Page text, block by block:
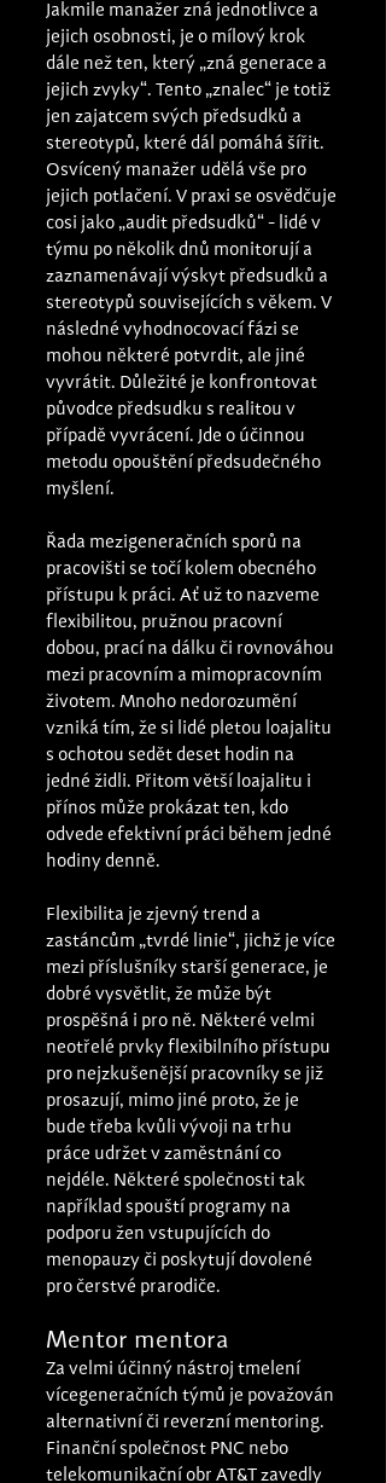
Jakmile manažer zná jednotlivce a
jejich osobnosti, je o mílový krok
dále než ten, který „zná generace a
jejich zvyky“. Tento „znalec“ je totiž
jen zajatcem svých předsudků a
stereotypů, které dál pomáhá šířit.
Osvícený manažer udělá vše pro
jejich potlačení. V praxi se osvědčuje
cosi jako „audit předsudků“ - lidé v
týmu po několik dnů monitorují a
zaznamenávají výskyt předsudků a
stereotypů souvisejících s věkem. V
následné vyhodnocovací fázi se
mohou některé potvrdit, ale jiné
vyvrátit. Důležité je konfrontovat
původce předsudku s realitou v
případě vyvrácení. Jde o účinnou
metodu opouštění předsudečného
myšlení.
Řada mezigeneračních sporů na
pracovišti se točí kolem obecného
přístupu k práci. Ať už to nazveme
flexibilitou, pružnou pracovní
dobou, prací na dálku či rovnováhou
mezi pracovním a mimopracovním
životem. Mnoho nedorozumění
vzniká tím, že si lidé pletou loajalitu
s ochotou sedět deset hodin na
jedné židli. Přitom větší loajalitu i
přínos může prokázat ten, kdo
odvede efektivní práci během jedné
hodiny denně.
Flexibilita je zjevný trend a
zastáncům „tvrdé linie“, jichž je více
mezi příslušníky starší generace, je
dobré vysvětlit, že může být
prospěšná i pro ně. Některé velmi
neotřelé prvky flexibilního přístupu
pro nejzkušenější pracovníky se již
prosazují, mimo jiné proto, že je
bude třeba kvůli vývoji na trhu
práce udržet v zaměstnání co
nejdéle. Některé společnosti tak
například spouští programy na
podporu žen vstupujících do
menopauzy či poskytují dovolené
pro čerstvé prarodiče.
Mentor mentora
Za velmi účinný nástroj tmelení
vícegeneračních týmů je považován
alternativní či reverzní mentoring.
Finanční společnost PNC nebo
telekomunikační obr AT&T zavedly